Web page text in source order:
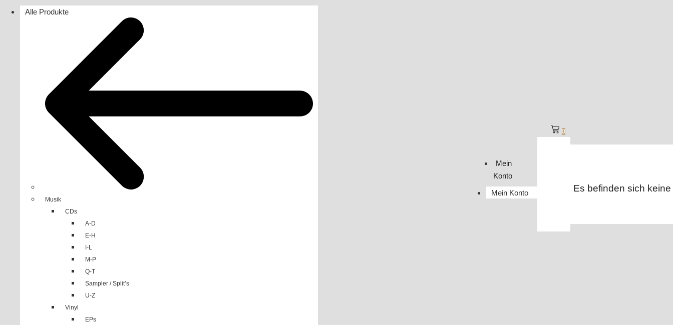
Alle Produkte
Musik
CDs
A-D
E-H
I-L
M-P
Q-T
Sampler / Split’s
U-Z
Vinyl
EPs
Mein
Konto
Mein Konto
0
Es befinden sich